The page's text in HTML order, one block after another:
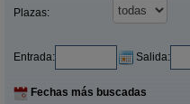
Plazas:
Entrada: Salida:
Fechas más buscadas